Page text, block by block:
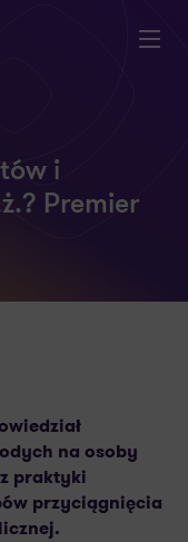
i
Premier
na osoby
praktyki
przyciągnięcia